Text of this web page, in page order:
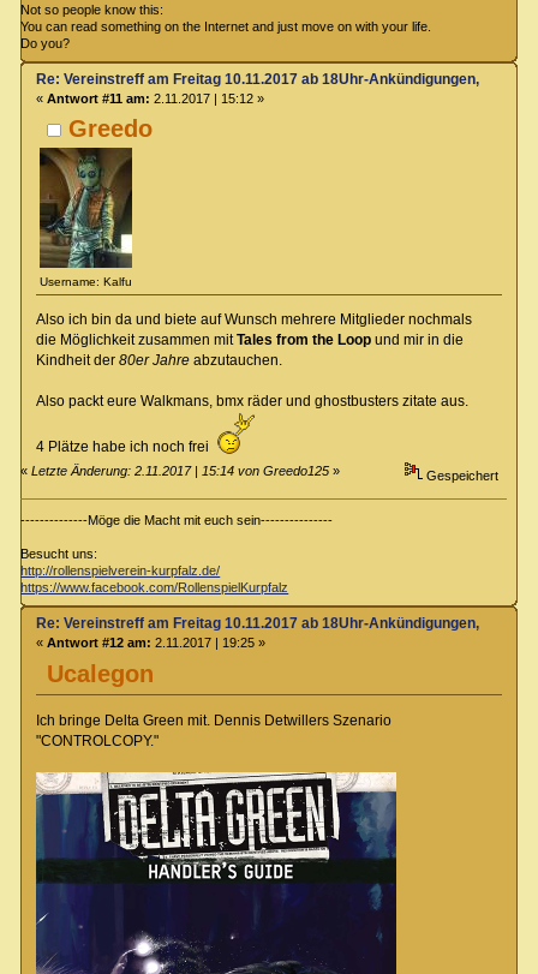
Not so people know this:
You can read something on the Internet and just move on with your life.
Do you?
Greedo
Username: Kalfu
Re: Vereinstreff am Freitag 10.11.2017 ab 18Uhr-Ankündigungen,
« Antwort #11 am: 2.11.2017 | 15:12 »
Also ich bin da und biete auf Wunsch mehrere Mitglieder nochmals
die Möglichkeit zusammen mitTales from the Loopund mir in die
Kindheit der 80er Jahreabzutauchen.
Also packt eure Walkmans, bmx räder und ghostbusters zitate aus.
4 Plätze habe ich noch frei
«Letzte Änderung: 2.11.2017 | 15:14 von Greedo125 » Gespeichert
--------------Möge die Macht mit euch sein---------------
Besucht uns:
http://rollenspielverein-kurpfalz.de/
https://www.facebook.com/RollenspielKurpfalz
Ucalegon
Re: Vereinstreff am Freitag 10.11.2017 ab 18Uhr-Ankündigungen,
« Antwort #12 am: 2.11.2017 | 19:25 »
Ich bringe Delta Green mit. Dennis Detwillers Szenario
"CONTROLCOPY."